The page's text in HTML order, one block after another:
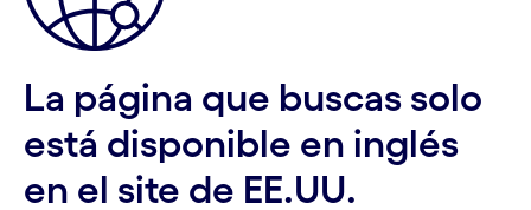
La página que buscas solo
está disponible en inglés
en el site de EE.UU.